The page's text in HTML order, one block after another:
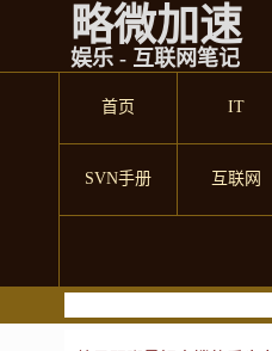
略微加速
娱乐 - 互联网笔记
首页 IT
SVN手册 互联网